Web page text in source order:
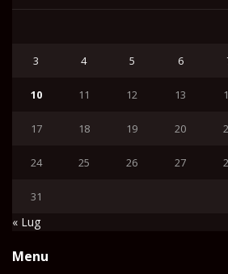
3 4 5 6
10 11 12 13
17 18 19 20
24 25 26 27
31
« Lug
Menu